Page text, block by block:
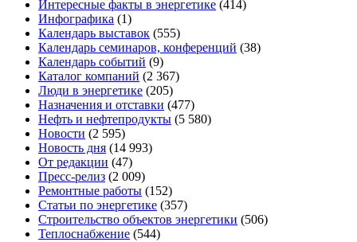
Интересные факты в энергетике (414)
Инфографика (1)
Календарь выставок (555)
Календарь семинаров, конференций (38)
Календарь событий (9)
Каталог компаний (2 367)
Люди в энергетике (205)
Назначения и отставки (477)
Нефть и нефтепродукты (5 580)
Новости (2 595)
Новость дня (14 993)
От редакции (47)
Пресс-релиз (2 009)
Ремонтные работы (152)
Статьи по энергетике (357)
Строительство объектов энергетики (506)
Теплоснабжение (544)